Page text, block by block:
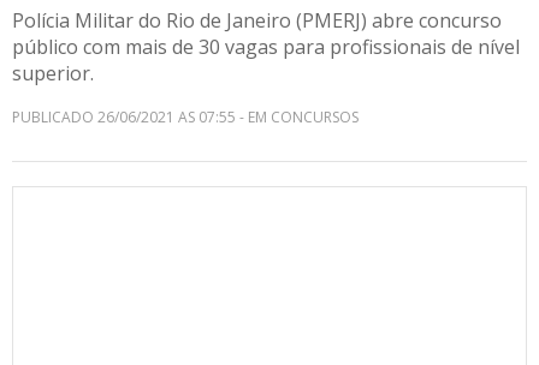
Polícia Militar do Rio de Janeiro (PMERJ) abre concurso
público com mais de 30 vagas para profissionais de nível
superior.
PUBLICADO 26/06/2021 AS 07:55 - EM CONCURSOS